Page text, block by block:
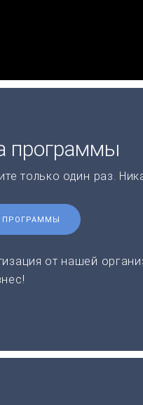
программы
только один раз.
ПРОГРАММЫ
от нашей